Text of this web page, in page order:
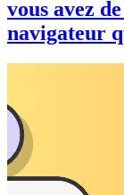
vous avez
navigateur